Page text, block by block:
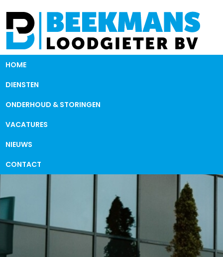
HOME
DIENSTEN
ONDERHOUD & STORINGEN
VACATURES
NIEUWS
CONTACT